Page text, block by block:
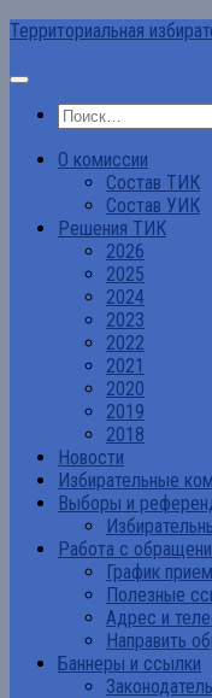
Перейти
содержимому
Территориальная
Найти:
О комиссии
Состав ТИК
Состав УИК
Решения ТИК
2026
2025
2024
2023
2022
2021
2020
2019
2018
Новости
Избирательные
Выборы и
Работа с
График
Полезные
Адрес и
Направить
Баннеры и ссылки